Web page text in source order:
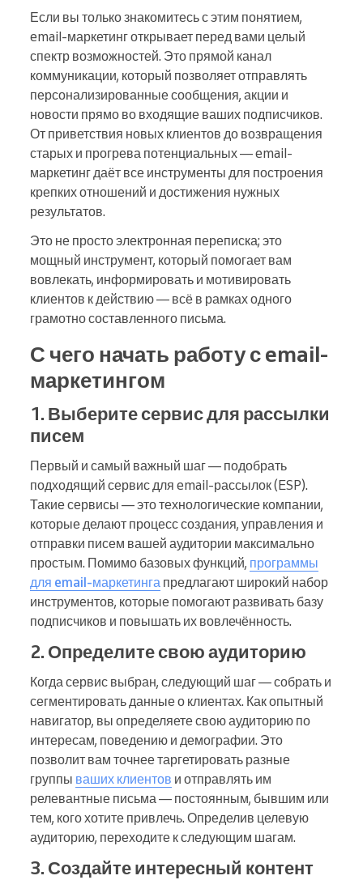
Если вы только знакомитесь с этим понятием,
email-маркетинг открывает перед вами целый
спектр возможностей. Это прямой канал
коммуникации, который позволяет отправлять
персонализированные сообщения, акции и
новости прямо во входящие ваших подписчиков.
От приветствия новых клиентов до возвращения
старых и прогрева потенциальных — email-
маркетинг даёт все инструменты для построения
крепких отношений и достижения нужных
результатов.
Это не просто электронная переписка; это
мощный инструмент, который помогает вам
вовлекать, информировать и мотивировать
клиентов к действию — всё в рамках одного
грамотно составленного письма.
С чего начать работу с email-
маркетингом
1. Выберите сервис для рассылки
писем
Первый и самый важный шаг — подобрать
подходящий сервис для email-рассылок (ESP).
Такие сервисы — это технологические компании,
которые делают процесс создания, управления и
отправки писем вашей аудитории максимально
простым. Помимо базовых функций, программы
для email-маркетинга предлагают широкий набор
инструментов, которые помогают развивать базу
подписчиков и повышать их вовлечённость.
2. Определите свою аудиторию
Когда сервис выбран, следующий шаг — собрать и
сегментировать данные о клиентах. Как опытный
навигатор, вы определяете свою аудиторию по
интересам, поведению и демографии. Это
позволит вам точнее таргетировать разные
группы ваших клиентов и отправлять им
релевантные письма — постоянным, бывшим или
тем, кого хотите привлечь. Определив целевую
аудиторию, переходите к следующим шагам.
3. Создайте интересный контент